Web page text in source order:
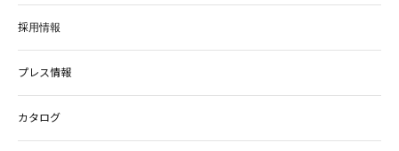
採用情報
プレス情報
カタログ